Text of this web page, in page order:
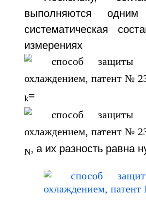
выполняются
систематическая
k=
N, а их разность равна